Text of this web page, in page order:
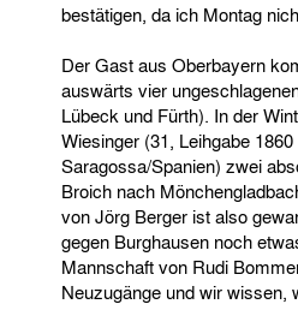
bestätigen, da ich Montag
Der Gast aus Oberbayern
auswärts vier
Lübeck und Fürth). In der
Wiesinger (31, Leihgabe
Saragossa/Spanien) zwei
Broich nach
von Jörg Berger ist also
gegen Burghausen noch
Mannschaft von Rudi
Neuzugänge und wir wissen,